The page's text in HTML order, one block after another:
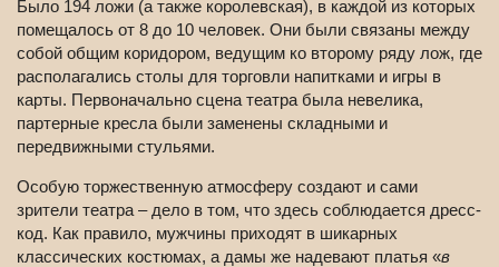
Было 194 ложи (а также королевская), в каждой из которых
помещалось от 8 до 10 человек. Они были связаны между
собой общим коридором, ведущим ко второму ряду лож, где
располагались столы для торговли напитками и игры в
карты. Первоначально сцена театра была невелика,
партерные кресла были заменены складными и
передвижными стульями.
Особую торжественную атмосферу создают и сами
зрители театра – дело в том, что здесь соблюдается дресс-
код. Как правило, мужчины приходят в шикарных
классических костюмах, а дамы же надевают платья «в